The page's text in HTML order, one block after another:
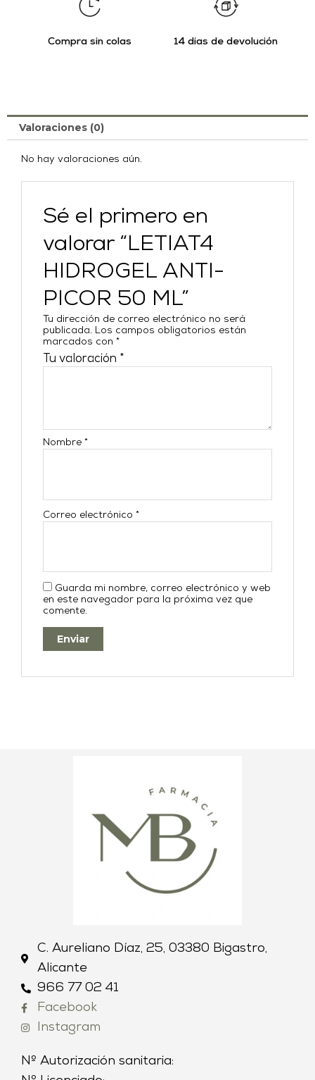
Compra sin colas 14 días de devolución
Valoraciones (0)
No hay valoraciones aún.
Sé el primero en
valorar “LETIAT4
HIDROGEL ANTI-
PICOR 50 ML”
Tu dirección de correo electrónico no será
publicada. Los campos obligatorios están
marcados con*
Tu valoración *
Nombre*
Correo electrónico*
Guarda mi nombre, correo electrónico y web
en este navegador para la próxima vez que
comente.
C. Aureliano Díaz, 25, 03380 Bigastro,
Alicante
966 77 02 41
Facebook
Instagram
Nº Autorización sanitaria: